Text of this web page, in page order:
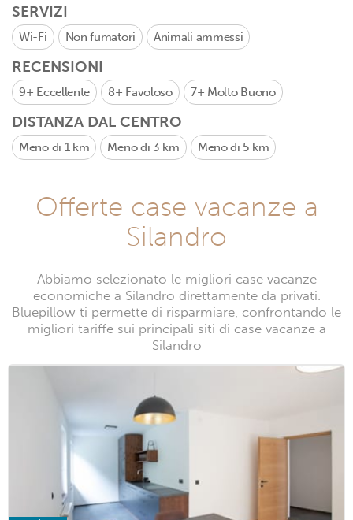
SERVIZI
Wi-Fi Non fumatori Animali ammessi
RECENSIONI
9+ Eccellente 8+ Favoloso 7+ Molto Buono
DISTANZA DAL CENTRO
Meno di 1 km Meno di 3 km Meno di 5 km
Offerte case vacanze a
Silandro
Abbiamo selezionato le migliori case vacanze
economiche a Silandro direttamente da privati.
Bluepillow ti permette di risparmiare, confrontando le
migliori tariffe sui principali siti di case vacanze a
Silandro